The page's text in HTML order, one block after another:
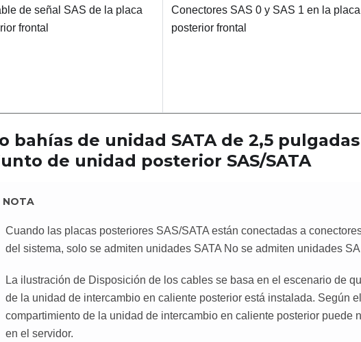
de señal SAS de la placa
frontal
Conectores SAS 0 y SAS 1 en la placa
posterior frontal
bahías de unidad SATA de 2,5
de unidad posterior SAS/SATA
NOTA
Cuando las placas posteriores SAS/SATA están conectadas a
del sistema, solo se admiten unidades SATA No se admiten unidades
La ilustración de Disposición de los cables se basa en el escenario de
de la unidad de intercambio en caliente posterior está instalada. Según
compartimiento de la unidad de intercambio en caliente posterior puede
en el servidor.